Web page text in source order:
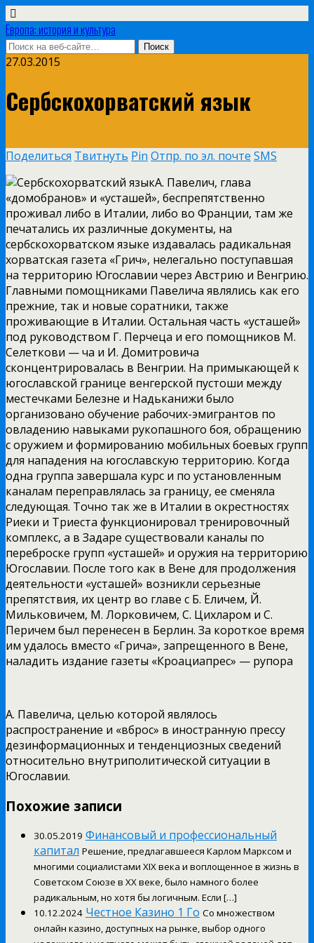
Европа: история и культура
27.03.2015
Сербскохорватский язык
Поделиться Твитнуть Pin Отпр. по эл. почте SMS
А. Павелич, глава
«домобранов» и «усташей», беспрепятственно
проживал либо в Италии, либо во Франции, там же
печатались их различные документы, на
сербскохорватском языке издавалась радикальная
хорватская газета «Грич», нелегально поступавшая
на территорию Югославии через Австрию и Венгрию.
Главными помощниками Павелича являлись как его
прежние, так и новые соратники, также
проживающие в Италии. Остальная часть «усташей»
под руководством Г. Перчеца и его помощников М.
Селеткови — ча и И. Домитровича
сконцентрировалась в Венгрии. На примыкающей к
югославской границе венгерской пустоши между
местечками Белезне и Надьканижи было
организовано обучение рабочих-эмигрантов по
овладению навыками рукопашного боя, обращению
с оружием и формированию мобильных боевых групп
для нападения на югославскую территорию. Когда
одна группа завершала курс и по установленным
каналам переправлялась за границу, ее сменяла
следующая. Точно так же в Италии в окрестностях
Риеки и Триеста функционировал тренировочный
комплекс, а в Задаре существовали каналы по
переброске групп «усташей» и оружия на территорию
Югославии. После того как в Вене для продолжения
деятельности «усташей» возникли серьезные
препятствия, их центр во главе с Б. Еличем, Й.
Мильковичем, М. Лорковичем, С. Цихларом и С.
Перичем был перенесен в Берлин. За короткое время
им удалось вместо «Грича», запрещенного в Вене,
наладить издание газеты «Кроациапрес» — рупора
А. Павелича, целью которой являлось
распространение и «вброс» в иностранную прессу
дезинформационных и тенденциозных сведений
относительно внутриполитической ситуации в
Югославии.
Похожие записи
30.05.2019 Финансовый и профессиональный
капитал Решение, предлагавшееся Карлом Марксом и
многими социалистами XIX века и воплощенное в жизнь в
Советском Союзе в XX веке, было намного более
радикальным, но хотя бы логичным. Если […]
10.12.2024 Честное Казино 1 Го Со множеством
онлайн казино, доступных на рынке, выбор одного